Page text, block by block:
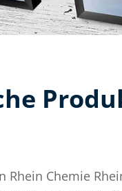
Rhein Chemie